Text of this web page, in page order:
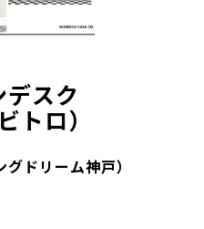
デスク
トロ）
ドリーム神戸）